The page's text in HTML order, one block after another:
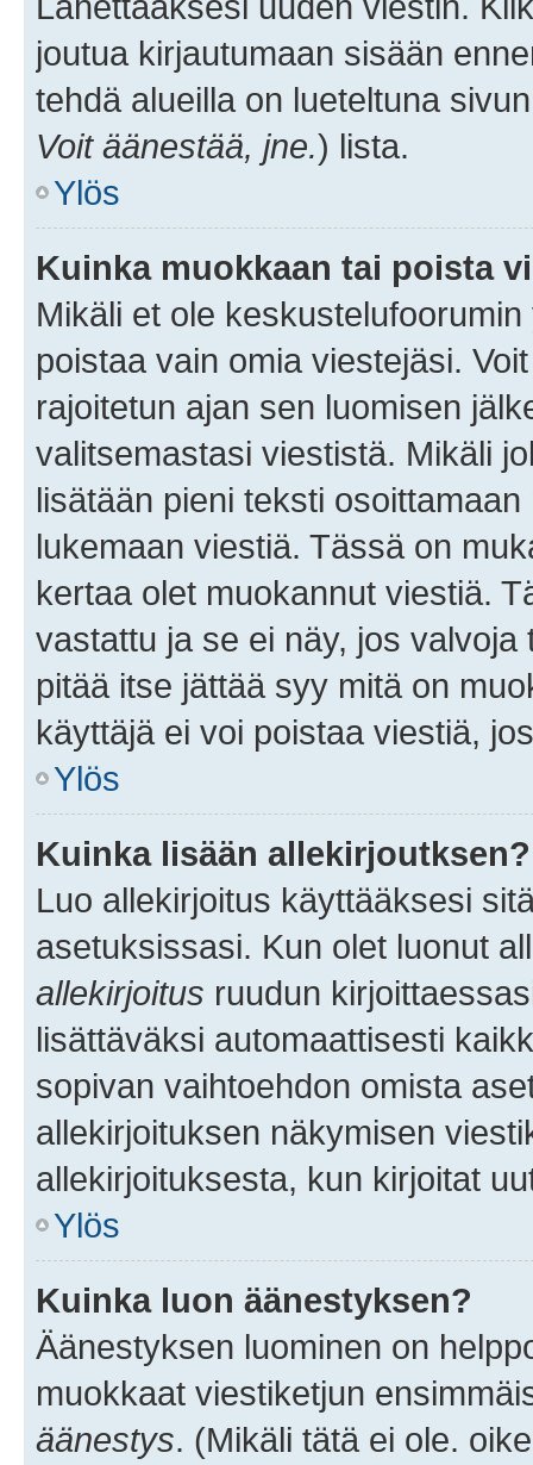
joutua kirjautumaan sisään
tehdä alueilla on lueteltuna
Voit äänestää, jne.) lista.
Ylös
Kuinka muokkaan tai poista
Mikäli et ole
poistaa vain omia viestejäsi.
rajoitetun ajan sen luomisen
valitsemastasi viestistä. Mikäli
lisätään pieni teksti
lukemaan viestiä. Tässä on
kertaa olet muokannut viestiä.
vastattu ja se ei näy, jos
pitää itse jättää syy mitä on
käyttäjä ei voi poistaa viestiä,
Ylös
Kuinka lisään allekirjoutksen?
Luo allekirjoitus käyttääksesi
asetuksissasi. Kun olet luonut
allekirjoitus ruudun
lisättäväksi automaattisesti
sopivan vaihtoehdon omista
allekirjoituksen näkymisen
allekirjoituksesta, kun kirjoitat
Ylös
Kuinka luon äänestyksen?
Äänestyksen luominen on
muokkaat viestiketjun
äänestys. (Mikäli tätä ei ole.